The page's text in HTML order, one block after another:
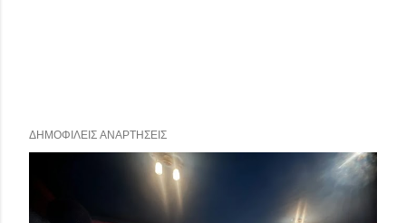
ΔΗΜΟΦΙΛΕΊΣ ΑΝΑΡΤΉΣΕΙΣ